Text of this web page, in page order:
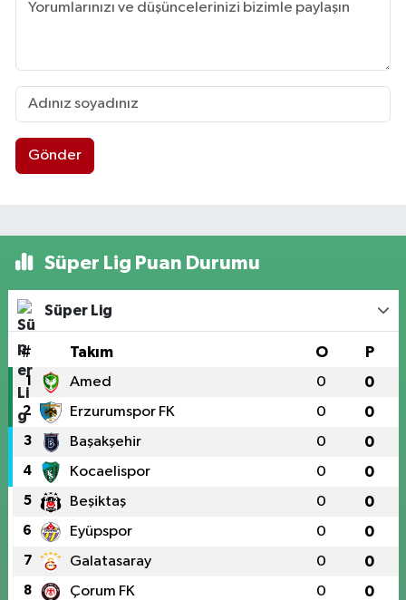
Gönder
Süper Lig Puan Durumu
Süper Lig
# Takım O P
1 Amed 0 0
2 Erzurumspor FK 0 0
3 Başakşehir 0 0
4 Kocaelispor 0 0
5 Beşiktaş 0 0
6 Eyüpspor 0 0
7 Galatasaray 0 0
8 Çorum FK 0 0